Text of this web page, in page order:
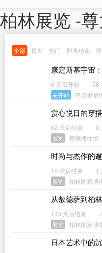
柏林展览 -
全部 最新 热门 即将结束
康定斯基宇宙
6 天后开始 58
未开始
巴贝里尼
赏心悦目的穿
62 天后结束 0
展览
博德博物馆
时尚与杰作的
15 天后结束 1
展览
柏林国家博
从敖德萨到柏
133 天后结束
展览
柏林国家博
日本艺术中的